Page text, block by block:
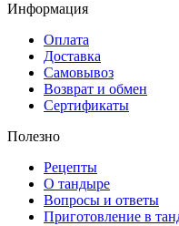
Информация
Оплата
Доставка
Самовывоз
Возврат и обмен
Сертификаты
Полезно
Рецепты
О тандыре
Вопросы и ответы
Приготовление в